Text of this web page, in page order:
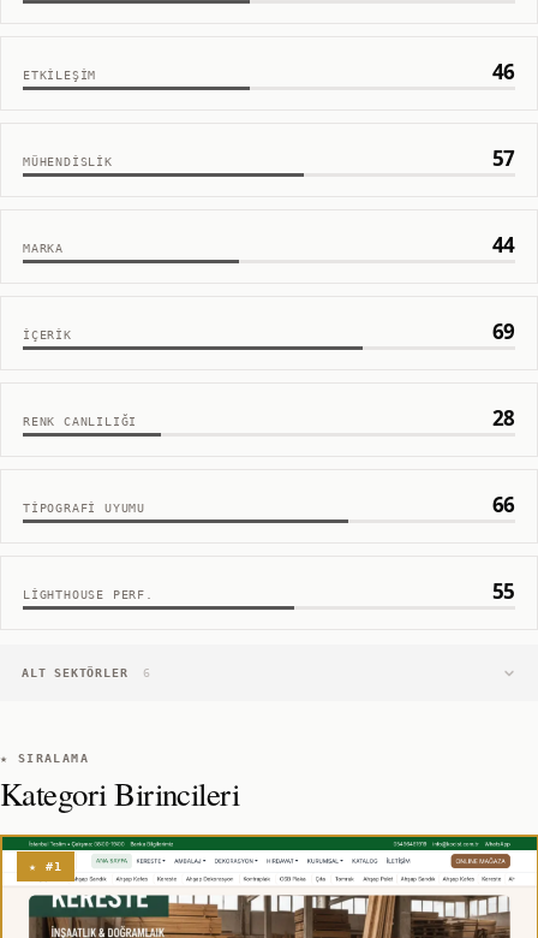
ETKILEŞIM 46
MÜHENDISLIK 57
MARKA 44
İÇERIK 69
RENK CANLILIĞI 28
TIPOGRAFI UYUMU 66
LIGHTHOUSE PERF. 55
ALT SEKTÖRLER 6
★ SIRALAMA
Kategori Birincileri
★ #1